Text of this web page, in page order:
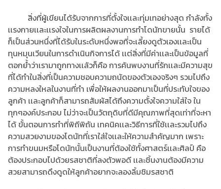
สิ่งที่ผู้เขียนได้รับจากการที่ตั้งใจเเละทุ่มเทอย่างสุด กำลังทั้ง
เเรงกายเเละเเรงใจในการผลิตผลงานการทำโดนัทขายนั้น รายได้
ก็เป็นส่วนหนึ่งที่ได้รับในระดับหนึ่งพอที่จะเลี้ยงดูตัวเองเเละเป็น
ทุนหมุนเวียนในการดำเนินกิจการได้ เเต่สิ่งที่มีค่าเเละเป็นข้อมูลที่
ตอกย้ำว่าเรามาถูกทางเเล้วก็คือ การค้นพบงานที่รักเเละมีความสุข
ที่ได้ทำในสิ่งที่เป็นความชอบความถนัดของตัวเองจริงๆ รวมไปถึง
ความหลงใหลในงานที่ทำ เพื่อให้ผลงานออกมาเป็นที่ประทับใจของ
ลูกค้า เเละลูกค้าก็สามารถสัมผัสได้ถึงความตั้งใจความใส่ใจ ใน
ทุกๆองค์ประกอบ ไม่ว่าจะเป็นวัตถุดิบที่ดีมีคุณภาพที่สุดเท่าที่จะหา
ได้ ขั้นตอนการทำที่พิถีพิถัน เทคนิคเเละวิธีการที่ใช้เเละรวมไปถึง
ความสวยงามของโดนัทที่เราใส่ใจเเละให้ความสำคัญมาก เพราะ
การทำขนมหรือโดนัทนั้นเป็นงานที่ต้องใช้ทั้งศาสตร์เเละศิลป์ คือ
ต้องประกอบไปด้วยรสชาติที่ลงตัวพอดี เเละชิ้นงานต้องมีความ
สวยสามารถดึงดูดให้ลูกค้าอยากจะลองลิ้มชิมรสชาติ